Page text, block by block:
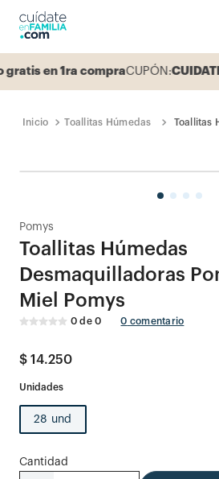
en 1ra compraCUPÓN:CUIDATE
Toallitas Húmedas
Toallitas
Pomys
Toallitas Húmedas
Desmaquilladoras
Miel Pomys
0 de0 0 comentario
$ 14.250
28 und
Cantidad